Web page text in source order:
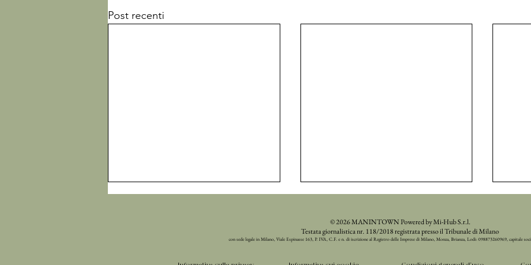
Post recenti
© 2026 MANINTOWN Powered by Mi-Hub S.r.l.
Testata giornalistica nr. 118/2018 registrata presso il Tribunale di Milano
con sede legale in Milano, Viale Espinasse 163, P. IVA, C.F. e n. di iscrizione al Registro delle Imprese di Milano, Monza, Brianza, Lodi: 098873260969, capitale